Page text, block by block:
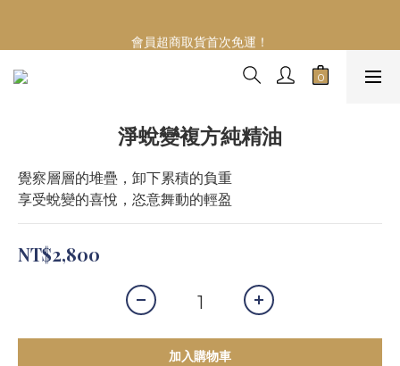
慶祝！網路門市開幕～加入會員首次購物滿999即升等VIP會員
Welcome
淨蛻變複方純精油
覺察層層的堆疊，卸下累積的負重
享受蛻變的喜悅，恣意舞動的輕盈
NT$2,800
加入購物車